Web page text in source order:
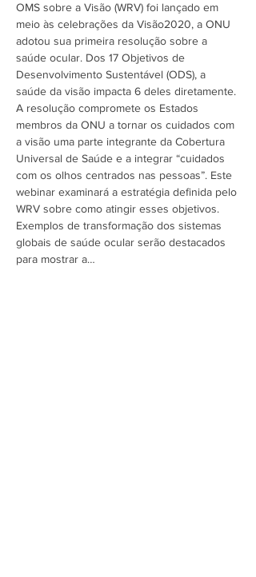
OMS sobre a Visão (WRV) foi lançado em
meio às celebrações da Visão2020, a ONU
adotou sua primeira resolução sobre a
saúde ocular. Dos 17 Objetivos de
Desenvolvimento Sustentável (ODS), a
saúde da visão impacta 6 deles diretamente.
A resolução compromete os Estados
membros da ONU a tornar os cuidados com
a visão uma parte integrante da Cobertura
Universal de Saúde e a integrar “cuidados
com os olhos centrados nas pessoas”. Este
webinar examinará a estratégia definida pelo
WRV sobre como atingir esses objetivos.
Exemplos de transformação dos sistemas
globais de saúde ocular serão destacados
para mostrar a…